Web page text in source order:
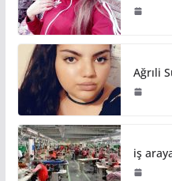
Ağrıli
iş